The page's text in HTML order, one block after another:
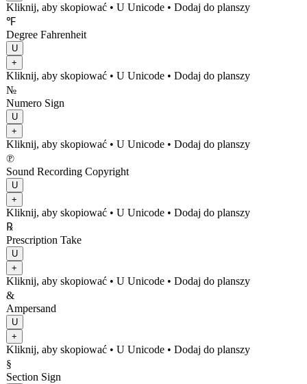
Kliknij, aby skopiować • U Unicode • Dodaj do planszy
℉
Degree Fahrenheit
U
+
Kliknij, aby skopiować • U Unicode • Dodaj do planszy
№
Numero Sign
U
+
Kliknij, aby skopiować • U Unicode • Dodaj do planszy
℗
Sound Recording Copyright
U
+
Kliknij, aby skopiować • U Unicode • Dodaj do planszy
℞
Prescription Take
U
+
Kliknij, aby skopiować • U Unicode • Dodaj do planszy
&
Ampersand
U
+
Kliknij, aby skopiować • U Unicode • Dodaj do planszy
§
Section Sign